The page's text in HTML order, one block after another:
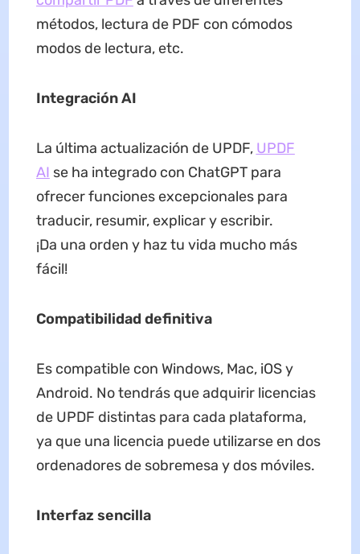
métodos, lectura de PDF con cómodos
modos de lectura, etc.
IntegraciónAI
La última actualización de UPDF, UPDF
AI se ha integrado con ChatGPT para
ofrecer funciones excepcionales para
traducir, resumir, explicar y escribir.
¡Da una orden y haz tu vida mucho más
fácil!
Compatibilidad definitiva
Es compatible con Windows, Mac, iOS y
Android. No tendrás que adquirir licencias
de UPDF distintas para cada plataforma,
ya que una licencia puede utilizarse en dos
ordenadores de sobremesa y dos móviles.
Interfaz sencilla